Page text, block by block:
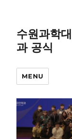
수원과학
과 공식
MENU